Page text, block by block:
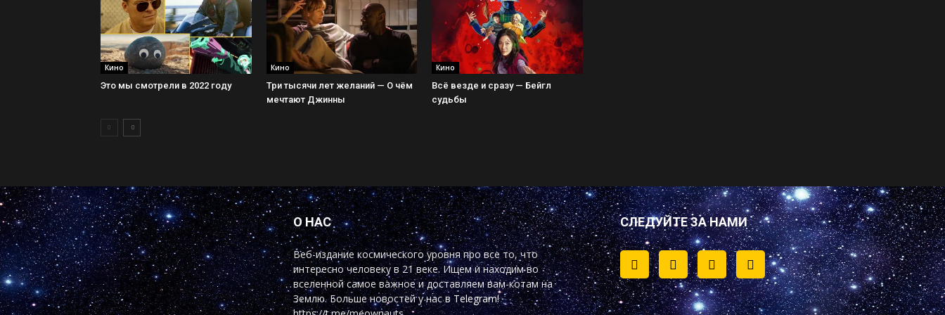
Кино
Это мы смотрели в 2022 году
Кино
Три тысячи лет желаний — О чём
мечтают Джинны
Кино
Всё везде и сразу — Бейгл
судьбы
О НАС
Веб-издание космического уровня про все то, что
интересно человеку в 21 веке. Ищем и находим во
вселенной самое важное и доставляем вам-котам на
Землю. Больше новостей у насв Telegram!
СЛЕДУЙТЕ ЗА НАМИ